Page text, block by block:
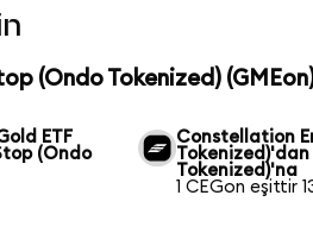
(Ondo Tokenized)
ETF
(Ondo
Constellation
Tokenized)'na
1 CEGon eşittir